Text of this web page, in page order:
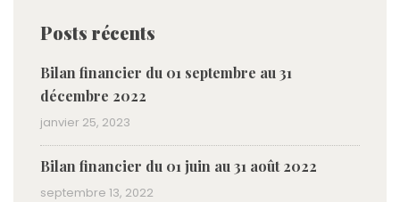
Posts récents
Bilan financier du 01 septembre au 31
décembre 2022
janvier 25, 2023
Bilan financier du 01 juin au 31 août 2022
septembre 13, 2022